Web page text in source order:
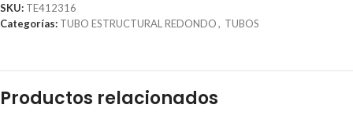
SKU: TE412316
Categorías: TUBO ESTRUCTURAL REDONDO, TUBOS
Productos relacionados